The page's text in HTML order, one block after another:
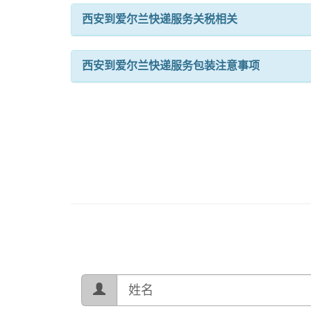
西安到爱尔兰快递服务关税相关
西安到爱尔兰快递服务包装注意事项